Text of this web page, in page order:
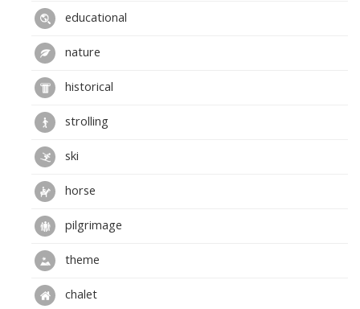
educational
nature
historical
strolling
ski
horse
pilgrimage
theme
chalet